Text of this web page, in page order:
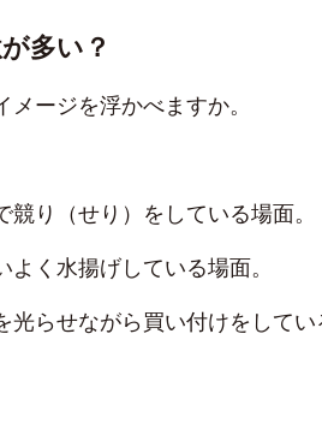
多い？
ージを浮かべますか。
り（せり）をしている場面。
く水揚げしている場面。
光らせながら買い付けをしてい